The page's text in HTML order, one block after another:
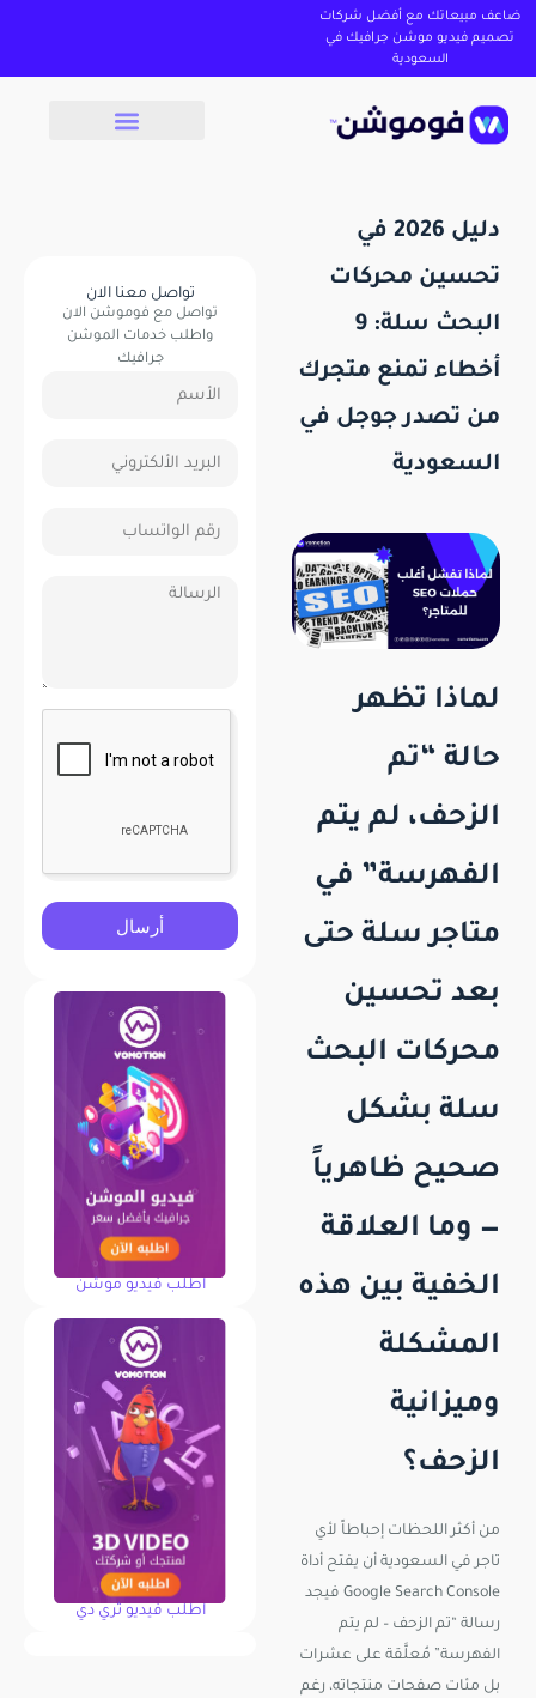
ضاعف مبيعاتك مع أفضل شركات
تصميم فيديو موشن جرافيك في
السعودية
دليل 2026 في
تحسين محركات
البحث سلة: 9
أخطاء تمنع متجرك
من تصدر جوجل في
السعودية
لماذا تظهر
حالة “تم
الزحف، لم يتم
الفهرسة” في
متاجر سلة حتى
بعد تحسين
محركات البحث
سلة بشكل
صحيح ظاهرياً
— وما العلاقة
الخفية بين هذه
المشكلة
وميزانية
الزحف؟
من أكثر اللحظات إحباطاً لأي
تاجر في السعودية أن يفتح أداة
Google Search Console فيجد
رسالة “تم الزحف – لم يتم
الفهرسة” مُعلَّقة على عشرات
بل مئات صفحات منتجاته، رغم
تواصل معنا الان
تواصل مع فوموشن الان
واطلب خدمات الموشن
جرافيك
أرسال
اطلب فيديو موشن
اطلب فيديو ثري دي